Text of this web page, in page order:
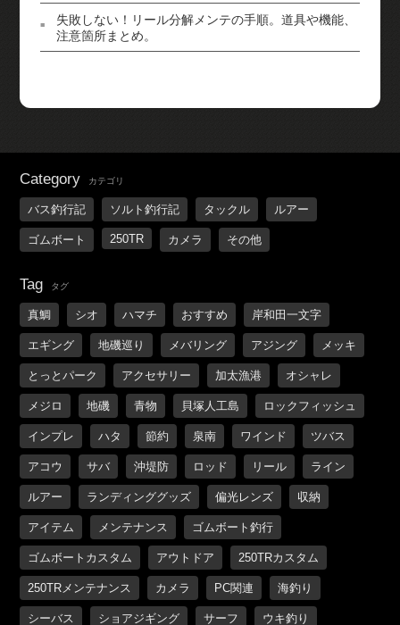
失敗しない！リール分解メンテの手順。道具や機能、
注意箇所まとめ。
Category カテゴリ
バス釣行記 ソルト釣行記 タックル ルアー
ゴムボート 250TR カメラ その他
Tag タグ
真鯛 シオ ハマチ おすすめ 岸和田一文字
エギング 地磯巡り メバリング アジング メッキ
とっとパーク アクセサリー 加太漁港 オシャレ
メジロ 地磯 青物 貝塚人工島 ロックフィッシュ
インプレ ハタ 節約 泉南 ワインド ツバス
アコウ サバ 沖堤防 ロッド リール ライン
ルアー ランディンググッズ 偏光レンズ 収納
アイテム メンテナンス ゴムボート釣行
ゴムボートカスタム アウトドア 250TRカスタム
250TRメンテナンス カメラ PC関連 海釣り
シーバス ショアジギング サーフ ウキ釣り